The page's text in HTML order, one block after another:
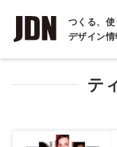
つくる、
デザイン情
インタビュー
REPORT
COLUMN
テ